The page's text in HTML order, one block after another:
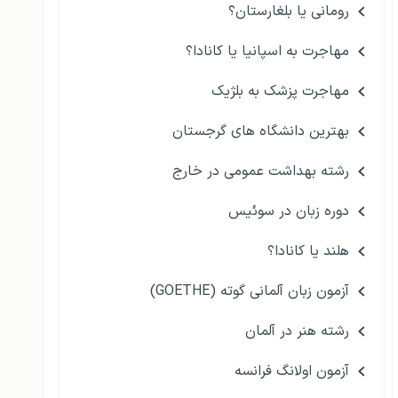
رومانی یا بلغارستان؟
مهاجرت به اسپانیا یا کانادا؟
مهاجرت پزشک به بلژیک
بهترین دانشگاه های گرجستان
رشته بهداشت عمومی در خارج
دوره زبان در سوئیس
هلند یا کانادا؟
آزمون زبان آلمانی گوته (GOETHE)
رشته هنر در آلمان
آزمون اولانگ فرانسه